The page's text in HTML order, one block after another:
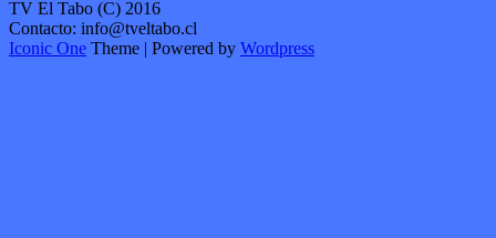
TV El Tabo (C) 2016
Contacto: info@tveltabo.cl
Iconic One Theme | Powered by Wordpress